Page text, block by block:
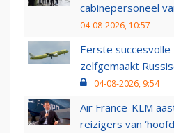
cabinepersoneel
04-08-2026, 10:57
Eerste
zelfgemaakt
04-08-2026, 9:54
Air France-KLM
reizigers van